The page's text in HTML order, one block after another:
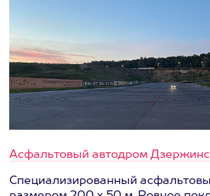
Асфальтовый автодром
Специализированный